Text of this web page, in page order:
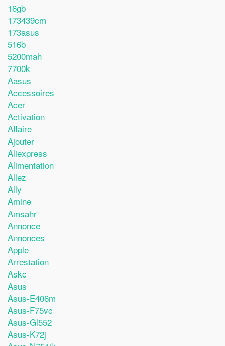
16gb
173439cm
173asus
516b
5200mah
7700k
Aasus
Accessoires
Acer
Activation
Affaire
Ajouter
Aliexpress
Alimentation
Allez
Ally
Amine
Amsahr
Annonce
Annonces
Apple
Arrestation
Askc
Asus
Asus-E406m
Asus-F75vc
Asus-Gl552
Asus-K72j